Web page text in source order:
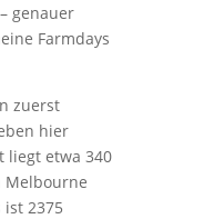
genauer
Farmdays
zuerst
hier
liegt etwa 340
Melbourne
ist 2375